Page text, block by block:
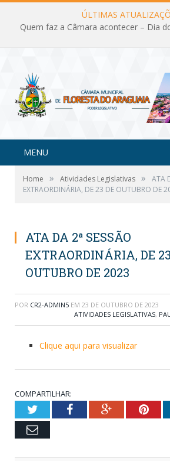
ÚLTIMAS
Quem faz a Câmara acontecer – Dia
MENU
Home » Atividades Legislativas »
ATA
EXTRAORDINÁRIA, DE 23 DE OUTUBRO DE
ATA DA 2ª SESSÃO
EXTRAORDINÁRIA, DE
OUTUBRO DE 2023
POR CR2-ADMIN5 EM 23 DE OUTUBRO DE 2023
ATIVIDADES LEGISLATIVAS,
Clique aqui para visualizar
COMPARTILHAR:
TwitterFacebookGoogle+
Email